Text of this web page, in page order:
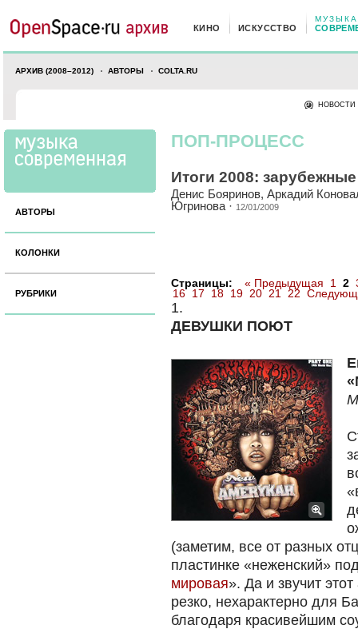
КИНО ИСКУССТВО
МУЗЫКА
АРХИВ (2008–2012) АВТОРЫ COLTA.RU
НОВОСТИ
АВТОРЫ
КОЛОНКИ
РУБРИКИ
ПОП-ПРОЦЕСС
Итоги 2008:
Денис Бояринов, Аркадий
Югринова · 12/01/2009
Страницы: « Предыдущая 1 2
16 17 18 19 20 21 22
1.
ДЕВУШКИ ПОЮТ
(заметим, все от разных
пластинке «неженский»
мировая». Да и звучит
резко, нехарактерно для
благодаря красивейшим